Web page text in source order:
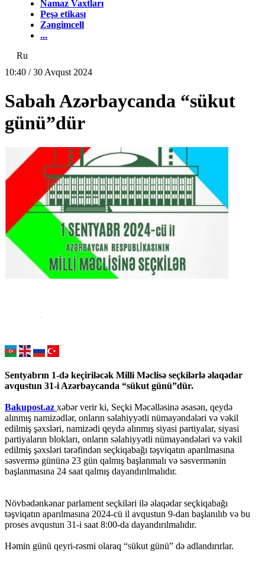
Namaz Vaxtları
Peşə etikası
Zəngimcell
...
Ru
10:40 / 30 Avqust 2024
Sabah Azərbaycanda “sükut
günü”dür
Sentyabrın 1-də keçiriləcək Milli Məclisə seçkilərlə əlaqədar
avqustun 31-i Azərbaycanda “sükut günü”dür.
Bakupost.az xəbər verir ki, Seçki Məcəlləsinə əsasən, qeydə
alınmış namizədlər, onların səlahiyyətli nümayəndələri və vəkil
edilmiş şəxsləri, namizədi qeydə alınmış siyasi partiyalar, siyasi
partiyaların blokları, onların səlahiyyətli nümayəndələri və vəkil
edilmiş şəxsləri tərəfindən seçkiqabağı təşviqatın aparılmasına
səsvermə gününə 23 gün qalmış başlanmalı və səsvermənin
başlanmasına 24 saat qalmış dayandırılmalıdır.
Növbədənkənar parlament seçkiləri ilə əlaqədar seçkiqabağı
təşviqatın aparılmasına 2024-cü il avqustun 9-dan başlanılıb və bu
proses avqustun 31-i saat 8:00-da dayandırılmalıdır.
Həmin günü qeyri-rəsmi olaraq “sükut günü” də adlandırırlar.